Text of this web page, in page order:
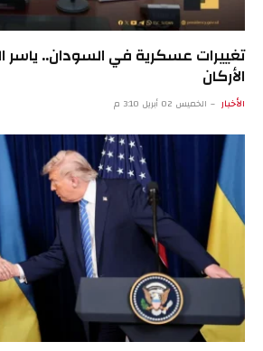
تغييرات عسكرية في السودان.. ياسر
الأركان
الأخبار الخميس 02 أبريل 3:10 م